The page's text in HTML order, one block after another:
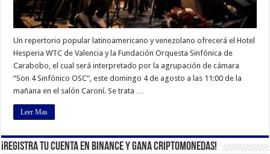
Un repertorio popular latinoamericano y venezolano ofrecerá el Hotel
Hesperia WTC de Valencia y la Fundación Orquesta Sinfónica de
Carabobo, el cual será interpretado por la agrupación de cámara
“Son 4 Sinfónico OSC”, este domingo 4 de agosto a las 11:00 de la
mañana en el salón Caroní. Se trata …
Leer Mas
¡Registra tu cuenta en Binance y gana criptomonedas!